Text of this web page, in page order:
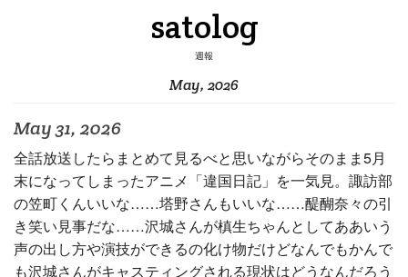
satolog
週報
May, 2026
May 31, 2026
全話放送したらまとめて見るべと思いながらそのまま5月
末になってしまったアニメ「違国日記」を一気見。諏訪部
の笠町くんいいな……塔野さんもいいな……醍醐奈々の引
き笑い見事だな……沢城さんが槙生ちゃんとしてああいう
声の出し方や演技ができるの化け物だけどなんでもかんで
も沢城さんがキャスティングされる現状はどうなんだろう